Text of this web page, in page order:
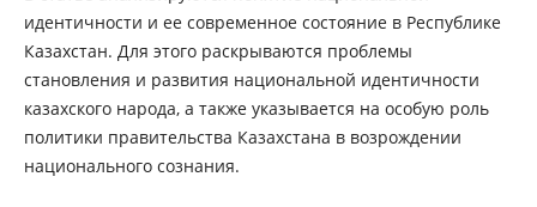
идентичности и ее современное состояние в Республике
Казахстан. Для этого раскрываются проблемы
становления и развития национальной идентичности
казахского народа, а также указывается на особую роль
политики правительства Казахстана в возрождении
национального сознания.